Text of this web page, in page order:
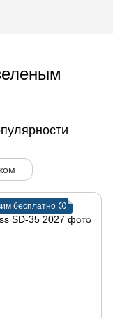
бесплатно 🛈